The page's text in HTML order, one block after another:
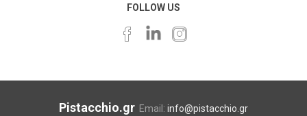
FOLLOW US
Pistacchio.gr Email: info@pistacchio.gr